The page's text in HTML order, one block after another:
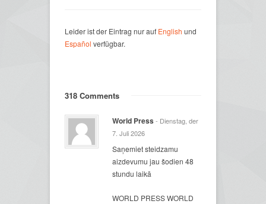
Leider ist der Eintrag nur auf English und
Español verfügbar.
318 Comments
World Press - Dienstag, der
7. Juli 2026
Saņemiet steidzamu
aizdevumu jau šodien 48
stundu laikā
WORLD PRESS WORLD